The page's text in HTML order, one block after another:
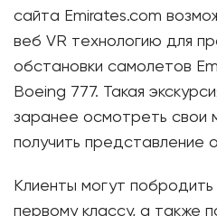
сайта Emirates.com
веб VR технологию для
обстановки самолетов
Boeing 777. Такая
заранее осмотреть свои
получить представление
Клиенты могут
первому классу, а также